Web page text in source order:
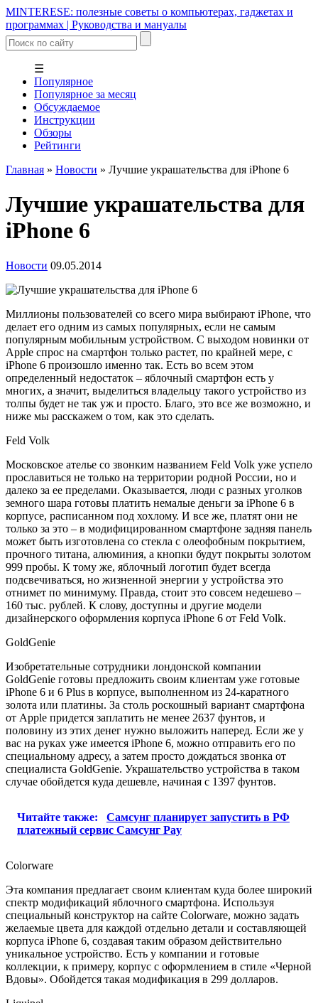
MINTERESE: полезные советы о компьютерах, гаджетах и
программах | Руководства и мануалы
☰
Популярное
Популярное за месяц
Обсуждаемое
Инструкции
Обзоры
Рейтинги
Главная » Новости » Лучшие украшательства для iPhone 6
Лучшие украшательства для
iPhone 6
Новости 09.05.2014
Миллионы пользователей со всего мира выбирают iPhone, что
делает его одним из самых популярных, если не самым
популярным мобильным устройством. С выходом новинки от
Apple спрос на смартфон только растет, по крайней мере, с
iPhone 6 произошло именно так. Есть во всем этом
определенный недостаток – яблочный смартфон есть у
многих, а значит, выделиться владельцу такого устройство из
толпы будет не так уж и просто. Благо, это все же возможно, и
ниже мы расскажем о том, как это сделать.
Feld Volk
Московское ателье со звонким названием Feld Volk уже успело
прославиться не только на территории родной России, но и
далеко за ее пределами. Оказывается, люди с разных уголков
земного шара готовы платить немалые деньги за iPhone 6 в
корпусе, расписанном под хохлому. И все же, платят они не
только за это – в модифицированном смартфоне задняя панель
может быть изготовлена со стекла с олеофобным покрытием,
прочного титана, алюминия, а кнопки будут покрыты золотом
999 пробы. К тому же, яблочный логотип будет всегда
подсвечиваться, но жизненной энергии у устройства это
отнимет по минимуму. Правда, стоит это совсем недешево –
160 тыс. рублей. К слову, доступны и другие модели
дизайнерского оформления корпуса iPhone 6 от Feld Volk.
GoldGenie
Изобретательные сотрудники лондонской компании
GoldGenie готовы предложить своим клиентам уже готовые
iPhone 6 и 6 Plus в корпусе, выполненном из 24-каратного
золота или платины. За столь роскошный вариант смартфона
от Apple придется заплатить не менее 2637 фунтов, и
половину из этих денег нужно выложить наперед. Если же у
вас на руках уже имеется iPhone 6, можно отправить его по
специальному адресу, а затем просто дождаться звонка от
специалиста GoldGenie. Украшательство устройства в таком
случае обойдется куда дешевле, начиная с 1397 фунтов.
Читайте также:
Самсунг планирует запустить в РФ
платежный сервис Самсунг Pay
Colorware
Эта компания предлагает своим клиентам куда более широкий
спектр модификаций яблочного смартфона. Используя
специальный конструктор на сайте Colorware, можно задать
желаемые цвета для каждой отдельно детали и составляющей
корпуса iPhone 6, создавая таким образом действительно
уникальное устройство. Есть у компании и готовые
коллекции, к примеру, корпус с оформлением в стиле «Черной
Вдовы». Обойдется такая модификация в 299 долларов.